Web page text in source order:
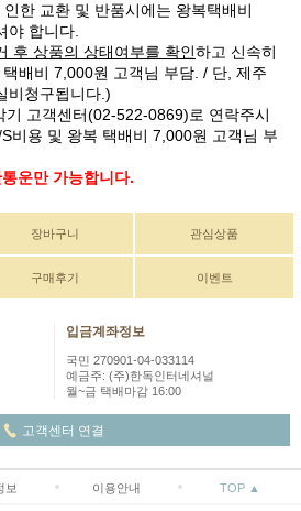
한 교환 및 반품시에는 왕복택배비
야 합니다.
후 상품의 상태여부를 확인하고 신속히
배비 7,000원 고객님 부담. / 단, 제주
비청구됩니다.)
기 고객센터(02-522-0869)로 연락주시
비용 및 왕복 택배비 7,000원 고객님 부
운만 가능합니다.
장바구니 관심상품
구매후기 이벤트
입금계좌정보
국민 270901-04-033114
예금주: (주)한독인터네셔널
월~금 택배마감 16:00
고객센터 연결
보 이용안내 TOP ▲